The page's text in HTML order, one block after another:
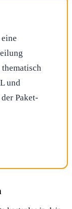
und
Paket-